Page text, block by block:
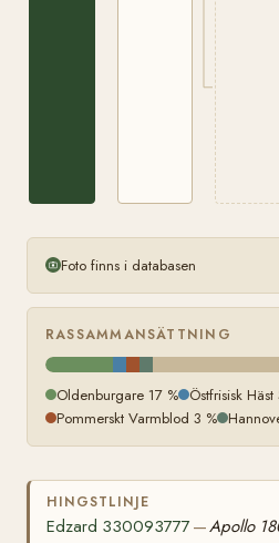
Foto finns i databasen
RASSAMMANSÄTTNING
Oldenburgare 17 % Östfrisisk Häst
Pommerskt Varmblod 3 %
HINGSTLINJE
Edzard 330093777 —Apollo